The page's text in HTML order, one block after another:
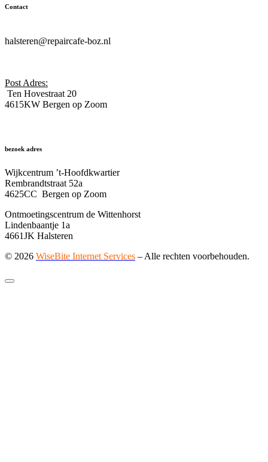
Contact
halsteren@repaircafe-boz.nl
Post Adres:
Ten Hovestraat 20
4615KW Bergen op Zoom
bezoek adres
Wijkcentrum ’t-Hoofdkwartier
Rembrandtstraat 52a
4625CC Bergen op Zoom
Ontmoetingscentrum de Wittenhorst
Lindenbaantje 1a
4661JK Halsteren
© 2026 WiseBite Internet Services – Alle rechten voorbehouden.